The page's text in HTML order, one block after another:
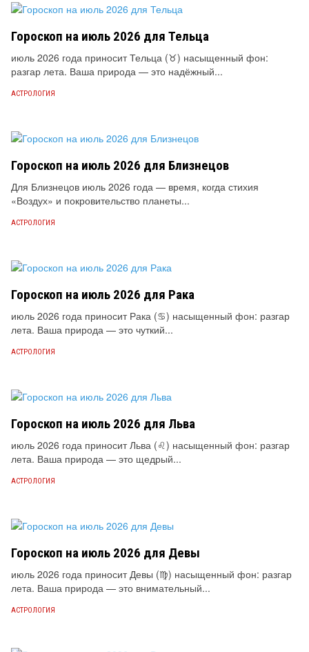
Гороскоп на июль 2026 для Тельца
июль 2026 года приносит Тельца (♉) насыщенный фон:
разгар лета. Ваша природа — это надёжный...
АСТРОЛОГИЯ
Гороскоп на июль 2026 для Близнецов
Для Близнецов июль 2026 года — время, когда стихия
«Воздух» и покровительство планеты...
АСТРОЛОГИЯ
Гороскоп на июль 2026 для Рака
июль 2026 года приносит Рака (♋) насыщенный фон: разгар
лета. Ваша природа — это чуткий...
АСТРОЛОГИЯ
Гороскоп на июль 2026 для Льва
июль 2026 года приносит Льва (♌) насыщенный фон: разгар
лета. Ваша природа — это щедрый...
АСТРОЛОГИЯ
Гороскоп на июль 2026 для Девы
июль 2026 года приносит Девы (♍) насыщенный фон: разгар
лета. Ваша природа — это внимательный...
АСТРОЛОГИЯ